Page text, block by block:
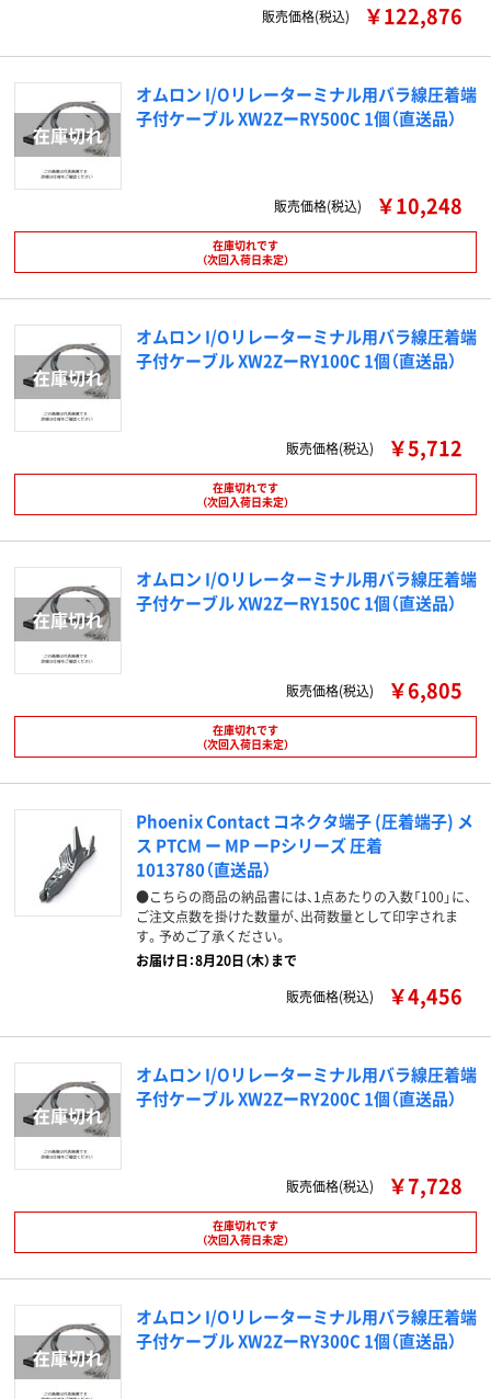
販売価格(税込)
￥122,876
オムロン I/Oリレーターミナル用バラ線圧着端
子付ケーブル XW2ZーRY500C 1個（直送品）
販売価格(税込) ￥10,248
在庫切れです
（次回入荷日未定）
オムロン I/Oリレーターミナル用バラ線圧着端
子付ケーブル XW2ZーRY100C 1個（直送品）
販売価格(税込) ￥5,712
在庫切れです
（次回入荷日未定）
オムロン I/Oリレーターミナル用バラ線圧着端
子付ケーブル XW2ZーRY150C 1個（直送品）
販売価格(税込) ￥6,805
在庫切れです
（次回入荷日未定）
Phoenix Contact コネクタ端子 (圧着端子) メ
ス PTCM ー MP ーPシリーズ 圧着
1013780（直送品）
●こちらの商品の納品書には、1点あたりの入数「100」に、
ご注文点数を掛けた数量が、出荷数量として印字されま
す。予めご了承ください。
お届け日：8月20日（木）まで
販売価格(税込)
￥4,456
オムロン I/Oリレーターミナル用バラ線圧着端
子付ケーブル XW2ZーRY200C 1個（直送品）
販売価格(税込) ￥7,728
在庫切れです
（次回入荷日未定）
オムロン I/Oリレーターミナル用バラ線圧着端
子付ケーブル XW2ZーRY300C 1個（直送品）